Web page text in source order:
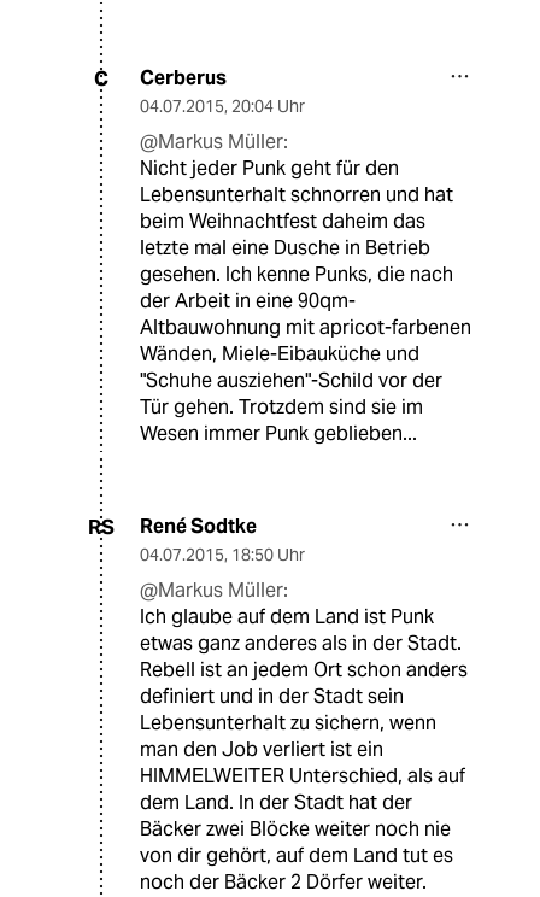
C Cerberus
04.07.2015, 20:04 Uhr
@Markus Müller:
Nicht jeder Punk geht für den
Lebensunterhalt schnorren und hat
beim Weihnachtfest daheim das
letzte mal eine Dusche in Betrieb
gesehen. Ich kenne Punks, die nach
der Arbeit in eine 90qm-
Altbauwohnung mit apricot-farbenen
Wänden, Miele-Eibauküche und
"Schuhe ausziehen"-Schild vor der
Tür gehen. Trotzdem sind sie im
Wesen immer Punk geblieben...
RS René Sodtke
04.07.2015, 18:50 Uhr
@Markus Müller:
Ich glaube auf dem Land ist Punk
etwas ganz anderes als in der Stadt.
Rebell ist an jedem Ort schon anders
definiert und in der Stadt sein
Lebensunterhalt zu sichern, wenn
man den Job verliert ist ein
HIMMELWEITER Unterschied, als auf
dem Land. In der Stadt hat der
Bäcker zwei Blöcke weiter noch nie
von dir gehört, auf dem Land tut es
noch der Bäcker 2 Dörfer weiter.